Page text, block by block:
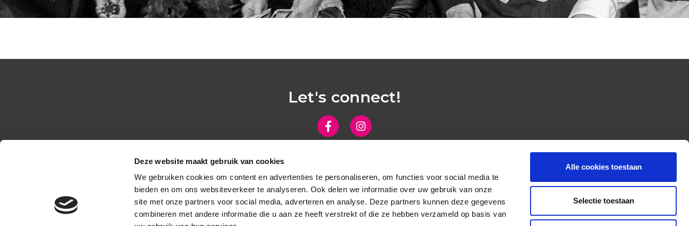
Deze website maakt gebruik van cookies
We gebruiken cookies om content en advertenties te personaliseren, om functies voor social media te
bieden en om ons websiteverkeer te analyseren. Ook delen we informatie over uw gebruik van onze
site met onze partners voor social media, adverteren en analyse. Deze partners kunnen deze gegevens
combineren met andere informatie die u aan ze heeft verstrekt of die ze hebben verzameld op basis van
Alle cookies toestaan
Selectie toestaan
Let's connect!
Privacy Policy